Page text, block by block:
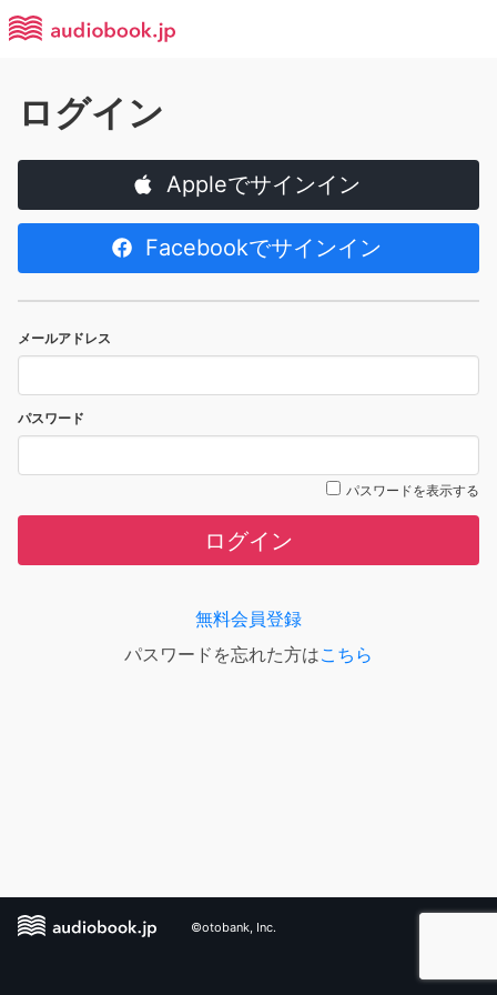
ログイン
Appleでサインイン
Facebookでサインイン
メールアドレス
パスワード
パスワードを表示する
ログイン
無料会員登録
パスワードを忘れた方はこちら
©otobank, Inc.